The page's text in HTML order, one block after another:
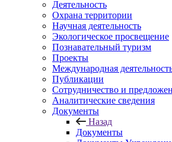
Деятельность
Охрана территории
Научная деятельность
Экологическое просвещение
Познавательный туризм
Проекты
Международная
Публикации
Сотрудничество и
Аналитические сведения
Документы
Назад
Документы